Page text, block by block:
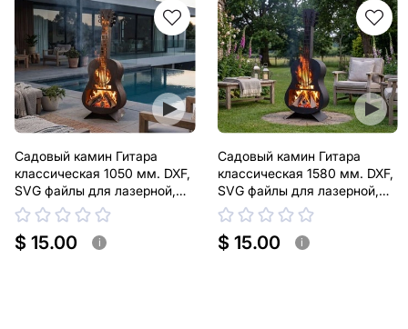
Садовый камин Гитара
классическая 1050 мм. DXF,
SVG файлы для лазерной,
плазменной резки
$ 15.00 i
Садовый камин Гитара
классическая 1580 мм. DXF,
SVG файлы для лазерной,
плазменной резки
$ 15.00 i